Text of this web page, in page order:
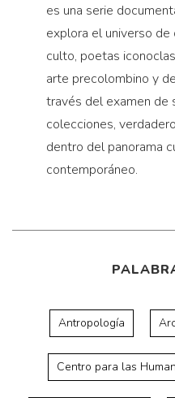
es una serie
explora el universo
culto, poetas
arte precolombino y
través del examen de
colecciones,
dentro del panorama
contemporáneo.
Antropología
Centro para las